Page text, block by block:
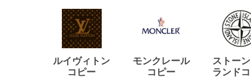
ルイヴィトン
コピー
モンクレール
コピー
ストー
ランド